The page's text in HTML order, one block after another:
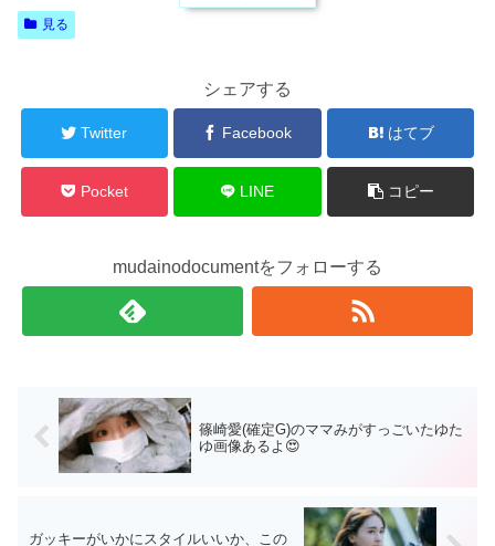
見る
シェアする
Twitter Facebook はてブ
Pocket LINE コピー
mudainodocumentをフォローする
篠崎愛(確定G)のママみがすっごいたゆた
ゆ画像あるよ😍
ガッキーがいかにスタイルいいか、この